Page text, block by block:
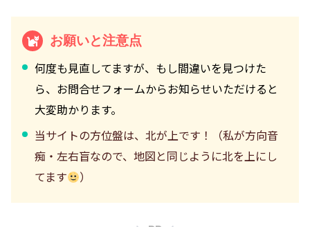
お願いと注意点
何度も見直してますが、もし間違いを見つけた
ら、お問合せフォームからお知らせいただけると
大変助かります。
当サイトの方位盤は、北が上です！（私が方向音
痴・左右盲なので、地図と同じように北を上にし
てます
）